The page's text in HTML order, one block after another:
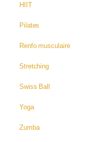
HIIT
Pilates
Renfo musculaire
Stretching
Swiss Ball
Yoga
Zumba